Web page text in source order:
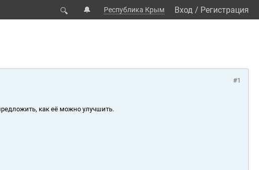
🔍 🔔 Республика Крым Вход / Регистрация
#1
как её можно улучшить.